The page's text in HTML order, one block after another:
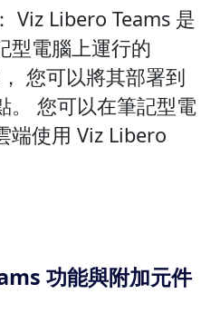
Viz Libero Teams 是
型電腦上運行的
您可以將其部署到
。 您可以在筆記型電
端使用 Viz Libero
功能與附加元件